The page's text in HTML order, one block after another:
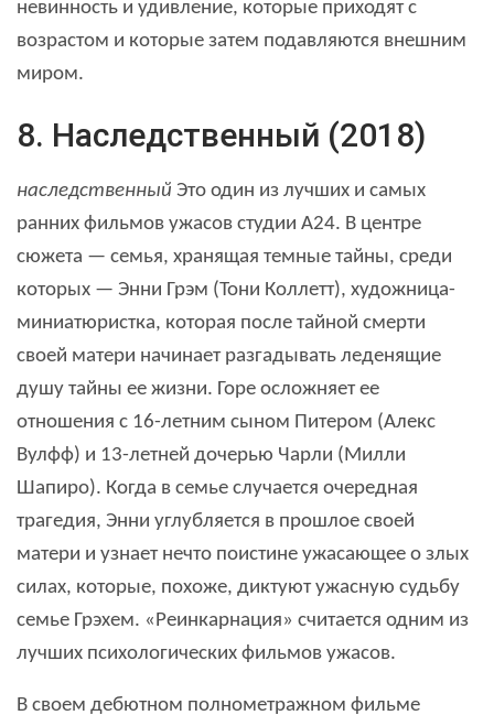
невинность и удивление, которые приходят с
возрастом и которые затем подавляются внешним
миром.
8. Наследственный (2018)
наследственный Это один из лучших и самых
ранних фильмов ужасов студии A24. В центре
сюжета — семья, хранящая темные тайны, среди
которых — Энни Грэм (Тони Коллетт), художница-
миниатюристка, которая после тайной смерти
своей матери начинает разгадывать леденящие
душу тайны ее жизни. Горе осложняет ее
отношения с 16-летним сыном Питером (Алекс
Вулфф) и 13-летней дочерью Чарли (Милли
Шапиро). Когда в семье случается очередная
трагедия, Энни углубляется в прошлое своей
матери и узнает нечто поистине ужасающее о злых
силах, которые, похоже, диктуют ужасную судьбу
семье Грэхем. «Реинкарнация» считается одним из
лучших психологических фильмов ужасов.
В своем дебютном полнометражном фильме